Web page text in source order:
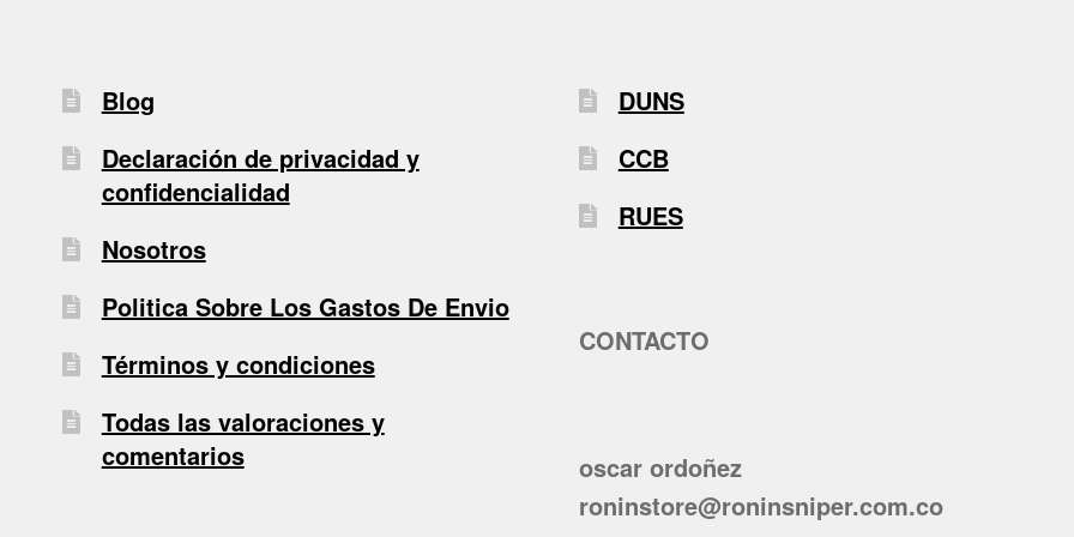
Blog
Declaración de privacidad y
confidencialidad
Nosotros
Politica Sobre Los Gastos De Envio
Términos y condiciones
Todas las valoraciones y
comentarios
DUNS
CCB
RUES
CONTACTO
oscar ordoñez
roninstore@roninsniper.com.co